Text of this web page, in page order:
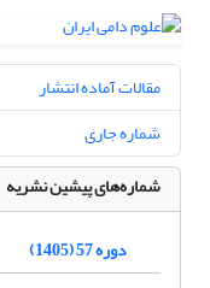
مقالات آماده انتشار
شماره جاری
شماره‌های پیشین نشریه
دوره 57 (1405)